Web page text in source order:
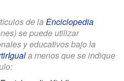
de la Enciclopedia
se puede utilizar
y educativos bajo la
a menos que se indique